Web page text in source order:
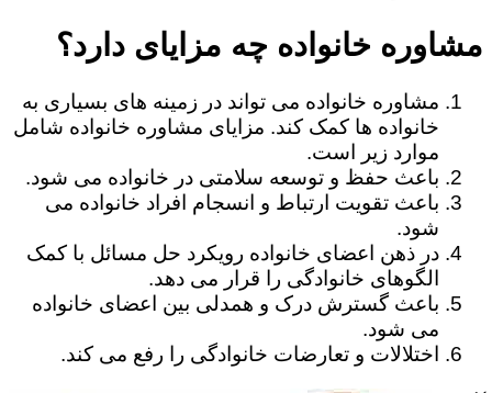
مشاوره خانواده چه مزایای دارد؟
مشاوره خانواده می تواند در زمینه های بسیاری به
خانواده ها کمک کند. مزایای مشاوره خانواده شامل
موارد زیر است.
باعث حفظ و توسعه سلامتی در خانواده می شود.
باعث تقویت ارتباط و انسجام افراد خانواده می
شود.
در ذهن اعضای خانواده رویکرد حل مسائل با کمک
الگوهای خانوادگی را قرار می دهد.
باعث گسترش درک و همدلی بین اعضای خانواده
می شود.
اختلالات و تعارضات خانوادگی را رفع می کند.